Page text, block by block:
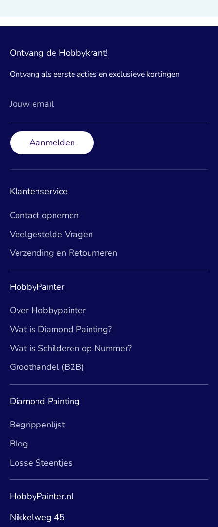
Ontvang de Hobbykrant!
Ontvang als eerste acties en exclusieve kortingen
Jouw email
Aanmelden
Klantenservice
Contact opnemen
Veelgestelde Vragen
Verzending en Retourneren
HobbyPainter
Over Hobbypainter
Wat is Diamond Painting?
Wat is Schilderen op Nummer?
Groothandel (B2B)
Diamond Painting
Begrippenlijst
Blog
Losse Steentjes
HobbyPainter.nl
Nikkelweg 45